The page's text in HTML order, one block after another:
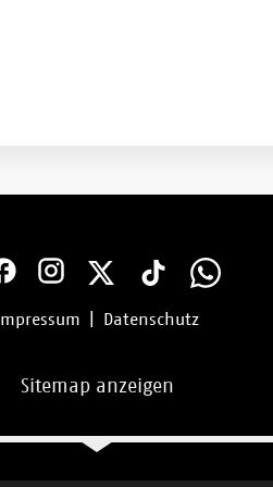
Impressum Datenschutz
Sitemap anzeigen